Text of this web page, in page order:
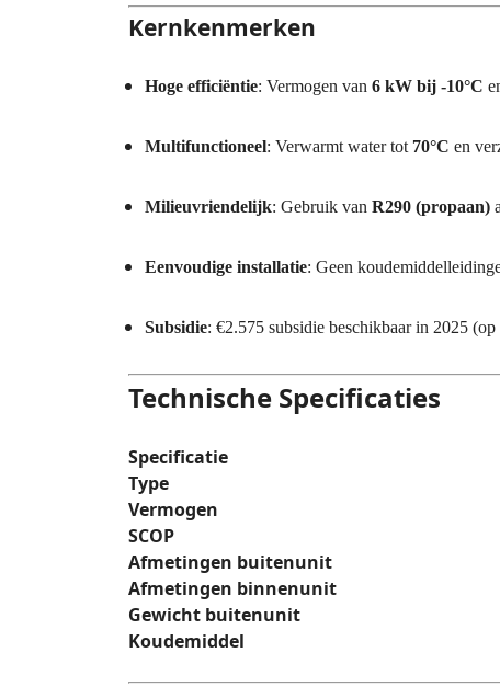
Kernkenmerken
Hoge efficiëntie: Vermogen van 6 kW bij -10°C
Multifunctioneel: Verwarmt water tot 70°C en
Milieuvriendelijk: Gebruik van R290 (propaan)
Eenvoudige installatie: Geen
Subsidie: €2.575 subsidie beschikbaar in 2025
Technische Specificaties
Specificatie
Type
Vermogen
SCOP
Afmetingen buitenunit
Afmetingen binnenunit
Gewicht buitenunit
Koudemiddel